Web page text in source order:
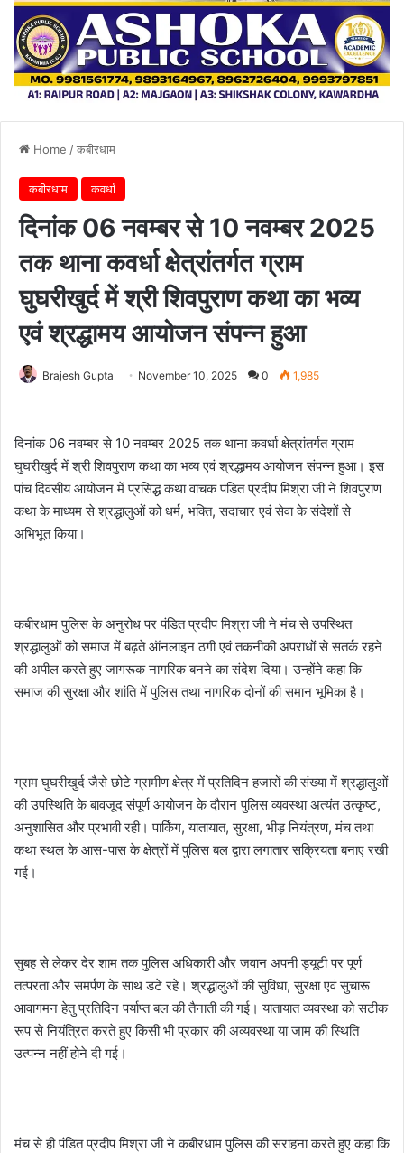
Home /कबीरधाम
कबीरधाम कवर्धा
दिनांक 06 नवम्बर से 10 नवम्बर 2025
तक थाना कवर्धा क्षेत्रांतर्गत ग्राम
घुघरीखुर्द में श्री शिवपुराण कथा का भव्य
एवं श्रद्धामय आयोजन संपन्न हुआ
Brajesh Gupta November 10, 2025 0 1,985
दिनांक 06 नवम्बर से 10 नवम्बर 2025 तक थाना कवर्धा क्षेत्रांतर्गत ग्राम
घुघरीखुर्द में श्री शिवपुराण कथा का भव्य एवं श्रद्धामय आयोजन संपन्न हुआ। इस
पांच दिवसीय आयोजन में प्रसिद्ध कथा वाचक पंडित प्रदीप मिश्रा जी ने शिवपुराण
कथा के माध्यम से श्रद्धालुओं को धर्म, भक्ति, सदाचार एवं सेवा के संदेशों से
अभिभूत किया।
कबीरधाम पुलिस के अनुरोध पर पंडित प्रदीप मिश्रा जी ने मंच से उपस्थित
श्रद्धालुओं को समाज में बढ़ते ऑनलाइन ठगी एवं तकनीकी अपराधों से सतर्क रहने
की अपील करते हुए जागरूक नागरिक बनने का संदेश दिया। उन्होंने कहा कि
समाज की सुरक्षा और शांति में पुलिस तथा नागरिक दोनों की समान भूमिका है।
ग्राम घुघरीखुर्द जैसे छोटे ग्रामीण क्षेत्र में प्रतिदिन हजारों की संख्या में श्रद्धालुओं
की उपस्थिति के बावजूद संपूर्ण आयोजन के दौरान पुलिस व्यवस्था अत्यंत उत्कृष्ट,
अनुशासित और प्रभावी रही। पार्किंग, यातायात, सुरक्षा, भीड़ नियंत्रण, मंच तथा
कथा स्थल के आस-पास के क्षेत्रों में पुलिस बल द्वारा लगातार सक्रियता बनाए रखी
गई।
सुबह से लेकर देर शाम तक पुलिस अधिकारी और जवान अपनी ड्यूटी पर पूर्ण
तत्परता और समर्पण के साथ डटे रहे। श्रद्धालुओं की सुविधा, सुरक्षा एवं सुचारू
आवागमन हेतु प्रतिदिन पर्याप्त बल की तैनाती की गई। यातायात व्यवस्था को सटीक
रूप से नियंत्रित करते हुए किसी भी प्रकार की अव्यवस्था या जाम की स्थिति
उत्पन्न नहीं होने दी गई।
मंच से ही पंडित प्रदीप मिश्रा जी ने कबीरधाम पुलिस की सराहना करते हुए कहा कि